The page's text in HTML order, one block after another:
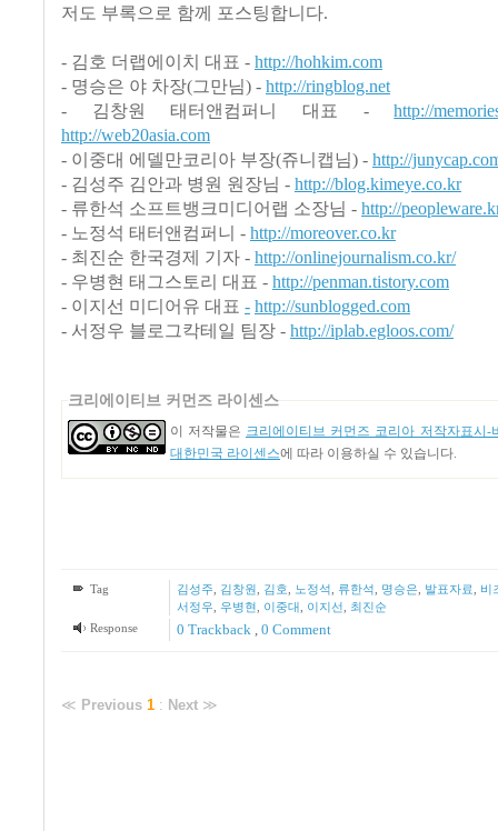
저도 부록으로 함께 포스팅합니다.
- 김호 더랩에이치 대표 - http://hohkim.com
- 명승은 야 차장(그만님) - http://ringblog.net
- 김창원 태터앤컴퍼니 대표 -http://
http://web20asia.com
- 이중대 에델만코리아 부장(쥬니캡님) - http://
- 김성주 김안과 병원 원장님 - http://blog.kimeye.co.kr
- 류한석 소프트뱅크미디어랩 소장님 - http://
- 노정석 태터앤컴퍼니 - http://moreover.co.kr
- 최진순 한국경제 기자 - http://onlinejournalism.co.kr/
- 우병현 태그스토리 대표 - http://penman.tistory.com
- 이지선 미디어유 대표 - http://sunblogged.com
- 서정우 블로그칵테일 팀장 - http://iplab.egloos.com/
크리에이티브 커먼즈 라이센스
이 저작물은 크리에이티브 커먼즈 코리아 저작자표시-
대한민국 라이센스에 따라 이용하실 수 있습니다.
Tag 김성주, 김창원 김호 노정석 류한석 명승은, 발표자료
비
서정우, 우병현 이중대 이지선
최진순
Response
0 Trackback 0 Comment
≪ Previous 1 : Next ≫